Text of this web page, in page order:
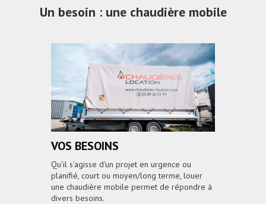
Un besoin : une chaudière mobile
VOS BESOINS
Qu'il s'agisse d'un projet en urgence ou
planifié, court ou moyen/long terme, louer
une chaudière mobile permet de répondre à
divers besoins.